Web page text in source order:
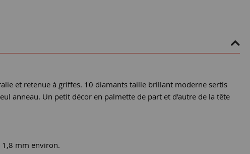
et retenue à griffes. 10 diamants taille brillant moderne sertis
anneau. Un petit décor en palmette de part et d'autre de la tête
mm environ.